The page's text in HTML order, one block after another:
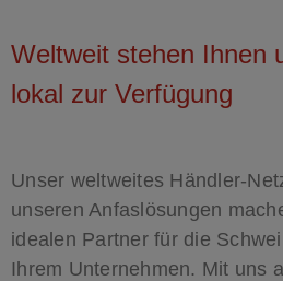
Weltweit stehen Ihnen
lokal zur Verfügung
Unser weltweites Händler-
unseren Anfaslösungen
idealen Partner für die
Ihrem Unternehmen. Mit uns